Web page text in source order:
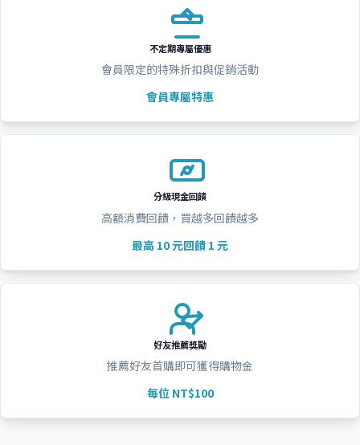
不定期專屬優惠
會員限定的特殊折扣與促銷活動
會員專屬特惠
分級現金回饋
高額消費回饋，買越多回饋越多
最高 10 元回饋 1 元
好友推薦獎勵
推薦好友首購即可獲得購物金
每位 NT$100